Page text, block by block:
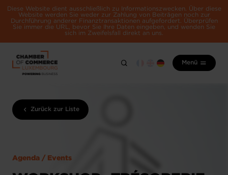
Diese Website dient ausschließlich zu Informationszwecken. Über diese
Website werden Sie weder zur Zahlung von Beiträgen noch zur
Durchführung anderer Finanztransaktionen aufgefordert. Überprüfen
Sie immer die URL, bevor Sie Ihre Daten eingeben, und wenden Sie
sich im Zweifelsfall direkt an uns.
Menü
Zurück zur Liste
Agenda / Events